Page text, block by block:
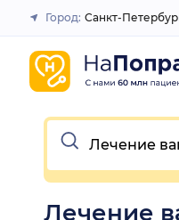
Закрыть
Город: Санкт-
Очистить
Лечение